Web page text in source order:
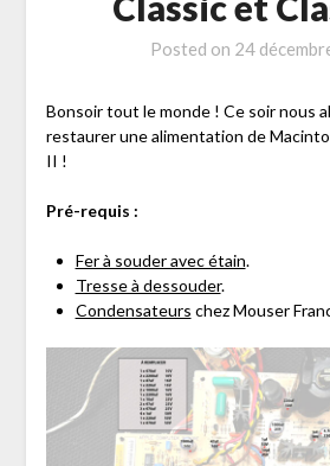
Posted on 24
Bonsoir tout le monde ! Ce soir nous
restaurer une alimentation de
II !
Pré-requis :
Fer à souder avec étain.
Tresse à dessouder.
Condensateurs chez Mouser